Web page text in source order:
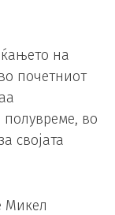
на
почетниот
полувреме, во
својата
Микел